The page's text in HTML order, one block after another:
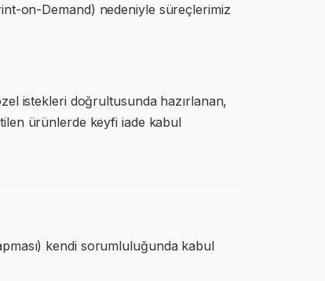
on-Demand) nedeniyle süreçlerimiz
istekleri doğrultusunda hazırlanan,
ürünlerde keyfi iade kabul
kendi sorumluluğunda kabul